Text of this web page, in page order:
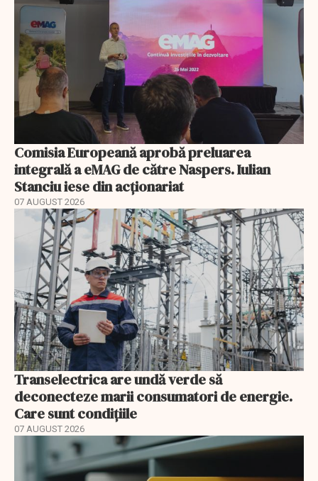
Comisia Europeană aprobă preluarea
integrală a eMAG de către Naspers. Iulian
Stanciu iese din acționariat
07 AUGUST 2026
Transelectrica are undă verde să
deconecteze marii consumatori de energie.
Care sunt condițiile
07 AUGUST 2026